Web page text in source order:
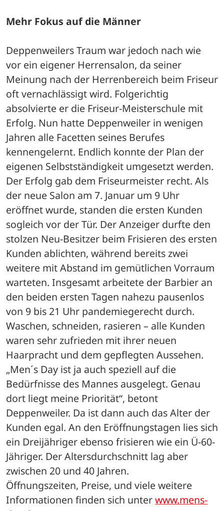
Mehr Fokus auf die Männer
Deppenweilers Traum war jedoch nach wie
vor ein eigener Herrensalon, da seiner
Meinung nach der Herrenbereich beim Friseur
oft vernachlässigt wird. Folgerichtig
absolvierte er die Friseur-Meisterschule mit
Erfolg. Nun hatte Deppenweiler in wenigen
Jahren alle Facetten seines Berufes
kennengelernt. Endlich konnte der Plan der
eigenen Selbstständigkeit umgesetzt werden.
Der Erfolg gab dem Friseurmeister recht. Als
der neue Salon am 7. Januar um 9 Uhr
eröffnet wurde, standen die ersten Kunden
sogleich vor der Tür. Der Anzeiger durfte den
stolzen Neu-Besitzer beim Frisieren des ersten
Kunden ablichten, während bereits zwei
weitere mit Abstand im gemütlichen Vorraum
warteten. Insgesamt arbeitete der Barbier an
den beiden ersten Tagen nahezu pausenlos
von 9 bis 21 Uhr pandemiegerecht durch.
Waschen, schneiden, rasieren – alle Kunden
waren sehr zufrieden mit ihrer neuen
Haarpracht und dem gepflegten Aussehen.
„Men´s Day ist ja auch speziell auf die
Bedürfnisse des Mannes ausgelegt. Genau
dort liegt meine Priorität“, betont
Deppenweiler. Da ist dann auch das Alter der
Kunden egal. An den Eröffnungstagen lies sich
ein Dreijähriger ebenso frisieren wie ein Ü-60-
Jähriger. Der Altersdurchschnitt lag aber
zwischen 20 und 40 Jahren.
Öffnungszeiten, Preise, und viele weitere
Informationen finden sich unter www.mens-